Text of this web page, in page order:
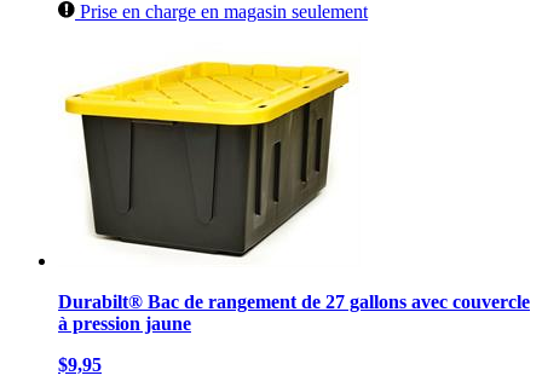
Prise en charge en magasin seulement
Durabilt® Bac de rangement de 27 gallons avec couvercle
à pression jaune
$9,95